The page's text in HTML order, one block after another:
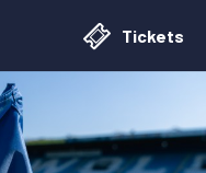
Tickets